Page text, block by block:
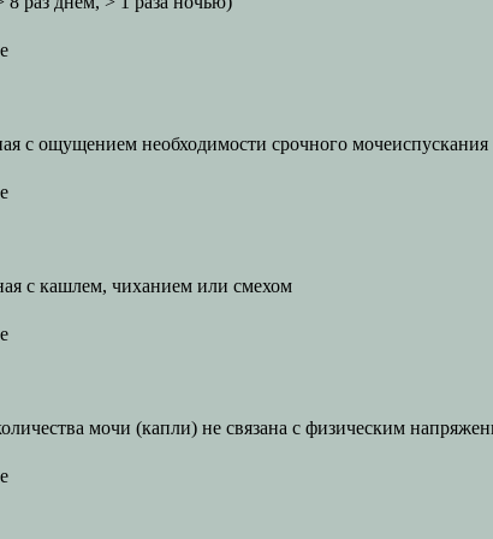
с ощущением необходимости срочного мочеиспускания
с кашлем, чиханием или смехом
мочи (капли) не связана с физическим